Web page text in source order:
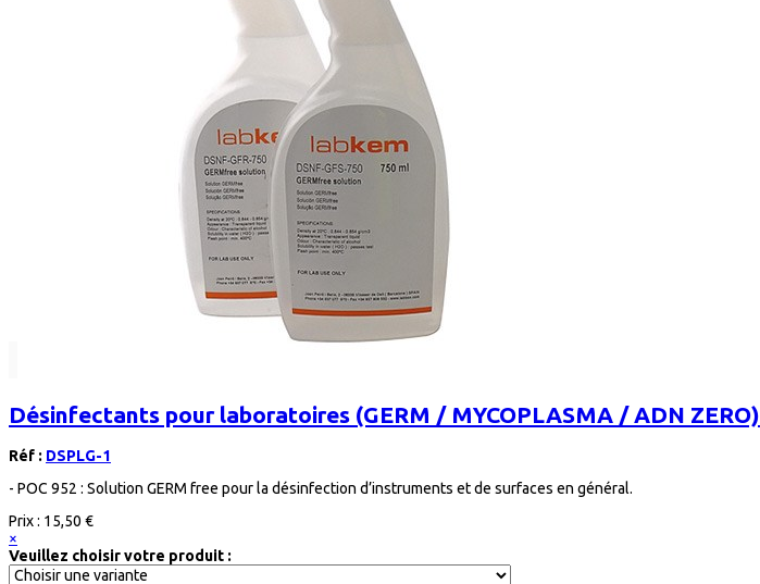
Désinfectants pour laboratoires (GERM / MYCOPLASMA / ADN ZERO)
Réf : DSPLG-1
- POC 952 : Solution GERM free pour la désinfection d’instruments et de surfaces en général.
Prix : 15,50 €
×
Veuillez choisir votre produit :